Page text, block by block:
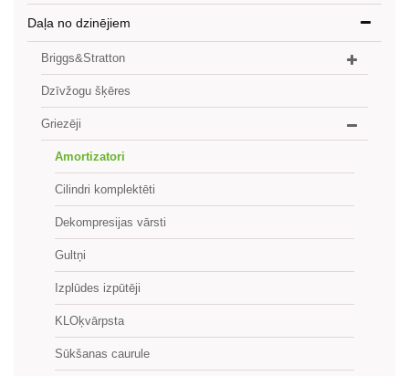
Daļa no dzinējiem
Briggs&Stratton
Dzīvžogu šķēres
Griezēji
Amortizatori
Cilindri komplektēti
Dekompresijas vārsti
Gultņi
Izplūdes izpūtēji
KLOķvārpsta
Sūkšanas caurule